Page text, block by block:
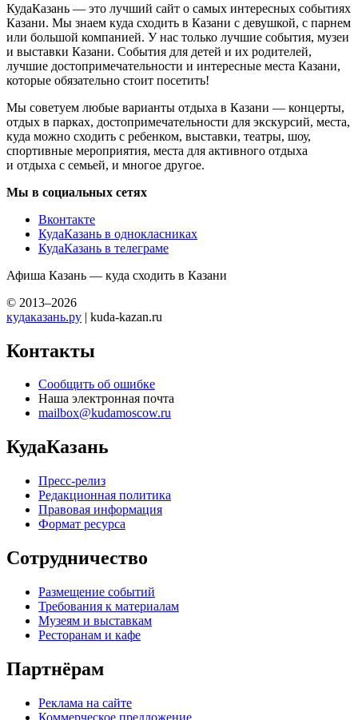
КудаКазань — это лучший сайт о самых интересных событиях
Казани. Мы знаем куда сходить в Казани с девушкой, с парнем
или большой компанией. У нас только лучшие события, музеи
и выставки Казани. События для детей и их родителей,
лучшие достопримечательности и интересные места Казани,
которые обязательно стоит посетить!
Мы советуем любые варианты отдыха в Казани — концерты,
отдых в парках, достопримечательности для экскурсий, места,
куда можно сходить с ребенком, выставки, театры, шоу,
спортивные мероприятия, места для активного отдыха
и отдыха с семьей, и многое другое.
Мы в социальных сетях
Вконтакте
КудаКазань в однокласниках
КудаКазань в телеграме
Афиша Казань — куда сходить в Казани
© 2013–2026
кудаказань.ру | kuda-kazan.ru
Контакты
Сообщить об ошибке
Наша электронная почта
mailbox@kudamoscow.ru
КудаКазань
Пресс-релиз
Редакционная политика
Правовая информация
Формат ресурса
Сотрудничество
Размещение событий
Требования к материалам
Музеям и выставкам
Ресторанам и кафе
Партнёрам
Реклама на сайте
Коммерческое предложение